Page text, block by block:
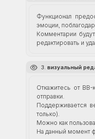
Функционал
эмоции,
Комментарии
редактировать и
3. визуальный
Откажитесь от
отправки.
Поддерживается
только).
Можно как
На данный момент